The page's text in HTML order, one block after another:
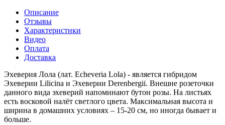
Описание
Отзывы
Характеристики
Видео
Оплата
Доставка
Эхеверия Лола (лат. Echeveria Lola) - является гибридом
Эхеверии Lilicina и Эхеверии Derenbergii. Внешне розеточки
данного вида эхеверий напоминают бутон розы. На листьях
есть восковой налёт светлого цвета. Максимальная высота и
ширина в домашних условиях – 15-20 см, но иногда бывает и
больше.